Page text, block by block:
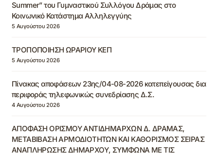
Summer” του Γυμναστικού Συλλόγου Δράμας στο
Κοινωνικό Κατάστημα Αλληλεγγύης
5 Αυγούστου 2026
ΤΡΟΠΟΠΟΙΗΣΗ ΩΡΑΡΙΟΥ ΚΕΠ
5 Αυγούστου 2026
Πίνακας αποφάσεων 23ης/04-08-2026 κατεπείγουσας δια
περιφοράς τηλεφωνικώς συνεδρίασης Δ.Σ.
4 Αυγούστου 2026
ΑΠΟΦΑΣΗ ΟΡΙΣΜΟΥ ΑΝΤΙΔΗΜΑΡΧΩΝ Δ. ΔΡΑΜΑΣ,
ΜΕΤΑΒΙΒΑΣΗ ΑΡΜΟΔΙΟΤΗΤΩΝ ΚΑΙ ΚΑΘΟΡΙΣΜΟΣ ΣΕΙΡΑΣ
ΑΝΑΠΛΗΡΩΣΗΣ ΔΗΜΑΡΧΟΥ, ΣΥΜΦΩΝΑ ΜΕ ΤΙΣ